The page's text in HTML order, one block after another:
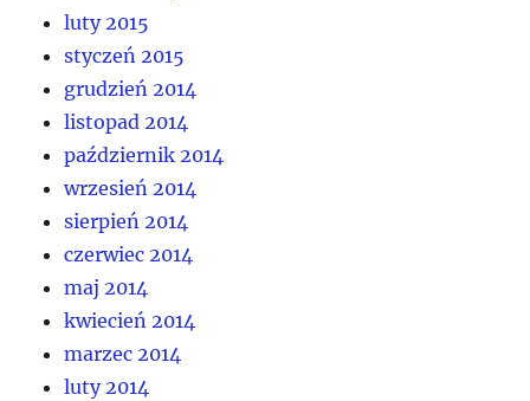
luty 2015
styczeń 2015
grudzień 2014
listopad 2014
październik 2014
wrzesień 2014
sierpień 2014
czerwiec 2014
maj 2014
kwiecień 2014
marzec 2014
luty 2014